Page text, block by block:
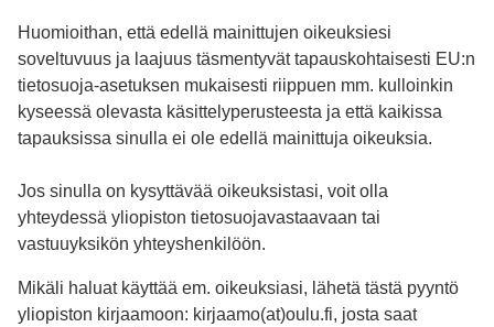
Huomioithan, että edellä mainittujen oikeuksiesi
soveltuvuus ja laajuus täsmentyvät tapauskohtaisesti EU:n
tietosuoja-asetuksen mukaisesti riippuen mm. kulloinkin
kyseessä olevasta käsittelyperusteesta ja että kaikissa
tapauksissa sinulla ei ole edellä mainittuja oikeuksia.
Jos sinulla on kysyttävää oikeuksistasi, voit olla
yhteydessä yliopiston tietosuojavastaavaan tai
vastuuyksikön yhteyshenkilöön.
Mikäli haluat käyttää em. oikeuksiasi, lähetä tästä pyyntö
yliopiston kirjaamoon: kirjaamo(at)oulu.fi, josta saat